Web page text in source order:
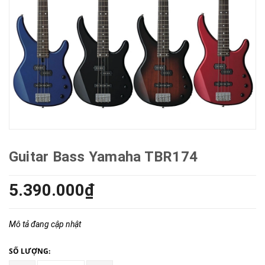
Guitar Bass Yamaha TBR174
5.390.000₫
Mô tả đang cập nhật
SỐ LƯỢNG: